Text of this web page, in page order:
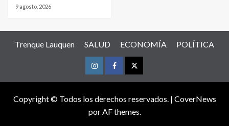
9 agosto, 2026
Trenque Lauquen SALUD ECONOMÍA POLÍTICA
InstagramFacebookTwitter
Copyright © Todos los derechos reservados. | CoverNews
por AF themes.